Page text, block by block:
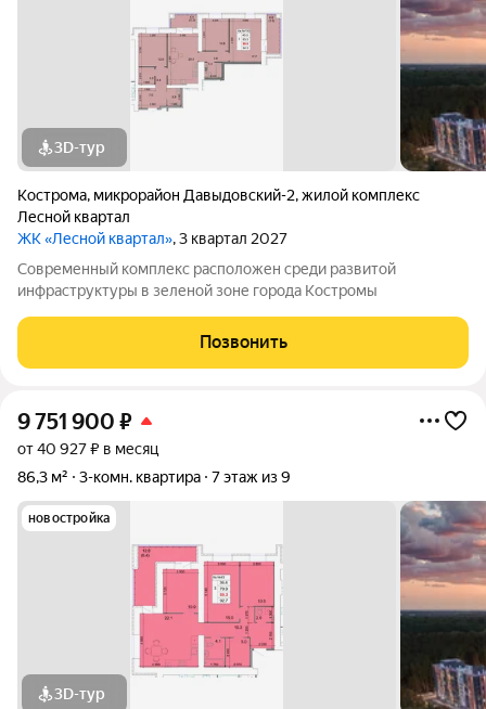
3D-тур
Кострома, микрорайон Давыдовский-2,жилой комплекс
Лесной квартал
ЖК «Лесной квартал», 3 квартал 2027
Современный комплекс расположен среди развитой
инфраструктуры в зеленой зоне города Костромы
Позвонить
9 751 900 ₽
от 40 927 ₽ в месяц
86,3 м²
3-комн. квартира 7 этаж из 9
новостройка
3D-тур